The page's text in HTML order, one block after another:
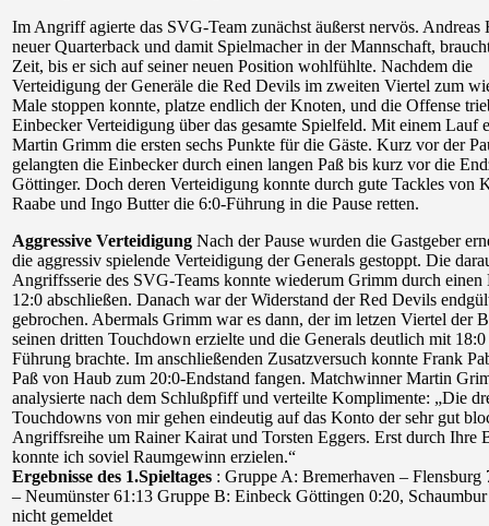
Im Angriff agierte das SVG-Team zunächst äußerst nervös. Andreas
neuer Quarterback und damit Spielmacher in der Mannschaft,
Zeit, bis er sich auf seiner neuen Position wohlfühlte. Nachdem die
Verteidigung der Generäle die Red Devils im zweiten Viertel zum
Male stoppen konnte, platze endlich der Knoten, und die Offense
Einbecker Verteidigung über das gesamte Spielfeld. Mit einem Lauf
Martin Grimm die ersten sechs Punkte für die Gäste. Kurz vor der
gelangten die Einbecker durch einen langen Paß bis kurz vor die
Göttinger. Doch deren Verteidigung konnte durch gute Tackles von
Raabe und Ingo Butter die 6:0-Führung in die Pause retten.
Aggressive Verteidigung Nach der Pause wurden die Gastgeber
die aggressiv spielende Verteidigung der Generals gestoppt. Die
Angriffsserie des SVG-Teams konnte wiederum Grimm durch einen
12:0 abschließen. Danach war der Widerstand der Red Devils
gebrochen. Abermals Grimm war es dann, der im letzen Viertel der
seinen dritten Touchdown erzielte und die Generals deutlich mit
Führung brachte. Im anschließenden Zusatzversuch konnte Frank
Paß von Haub zum 20:0-Endstand fangen. Matchwinner Martin
analysierte nach dem Schlußpfiff und verteilte Komplimente: „Die
Touchdowns von mir gehen eindeutig auf das Konto der sehr gut
Angriffsreihe um Rainer Kairat und Torsten Eggers. Erst durch Ihre
konnte ich soviel Raumgewinn erzielen.“
Ergebnisse des 1.Spieltages : Gruppe A: Bremerhaven – Flensburg
– Neumünster 61:13 Gruppe B: Einbeck Göttingen 0:20,
nicht gemeldet